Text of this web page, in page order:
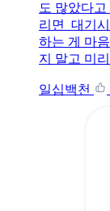
도 많았다
리면 대기
하는 게 마
지 말고 미
일십백천